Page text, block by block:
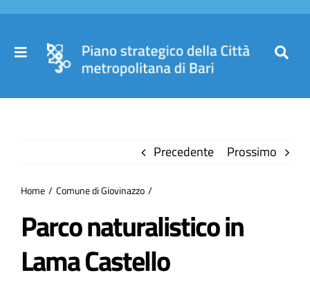
Salta
contenuto
Toggle
Partecipa
Precedente Prossimo
Home Comune di Giovinazzo
Parco naturalistico in
Lama Castello